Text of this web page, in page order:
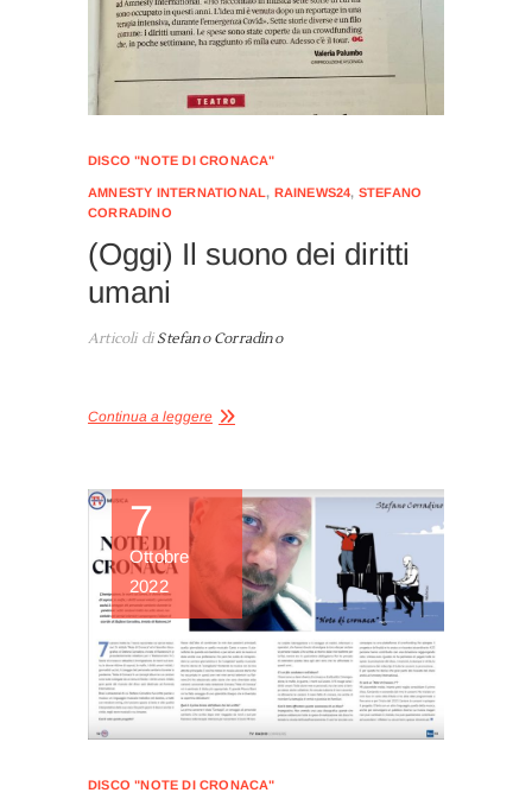
DISCO "NOTE DI CRONACA"
AMNESTY INTERNATIONAL, RAINEWS24, STEFANO
CORRADINO
(Oggi) Il suono dei diritti
umani
Articoli diStefano Corradino
Continua a leggere
7
Ottobre
2022
DISCO "NOTE DI CRONACA"